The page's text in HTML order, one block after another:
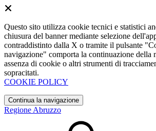
Questo sito utilizza cookie tecnici e statistici
chiusura del banner mediante selezione
contraddistinto dalla X o tramite il pulsante
navigazione" comporta la continuazione della
assenza di cookie o altri strumenti di
sopracitati.
COOKIE POLICY
Continua la navigazione
Regione Abruzzo